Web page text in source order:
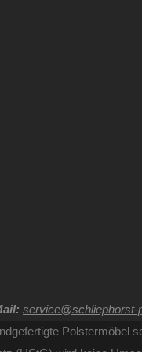
service@schliephorst-
Polstermöbel